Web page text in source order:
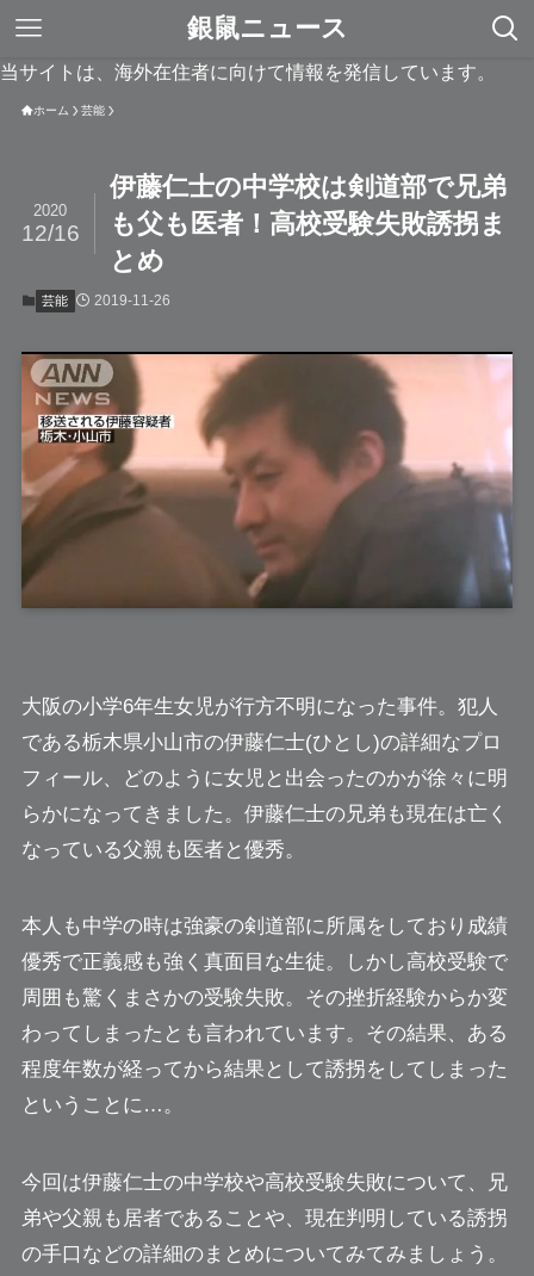
銀鼠ニュース
当サイトは、海外在住者に向けて情報を発信しています。
ホーム 芸能
伊藤仁士の中学校は剣道部で兄弟
も父も医者！高校受験失敗誘拐ま
とめ
2020
12/16
芸能 2019-11-26
大阪の小学6年生女児が行方不明になった事件。犯人
である栃木県小山市の伊藤仁士(ひとし)の詳細なプロ
フィール、どのように女児と出会ったのかが徐々に明
らかになってきました。伊藤仁士の兄弟も現在は亡く
なっている父親も医者と優秀。
本人も中学の時は強豪の剣道部に所属をしており成績
優秀で正義感も強く真面目な生徒。しかし高校受験で
周囲も驚くまさかの受験失敗。その挫折経験からか変
わってしまったとも言われています。その結果、ある
程度年数が経ってから結果として誘拐をしてしまった
ということに…。
今回は伊藤仁士の中学校や高校受験失敗について、兄
弟や父親も居者であることや、現在判明している誘拐
の手口などの詳細のまとめについてみてみましょう。